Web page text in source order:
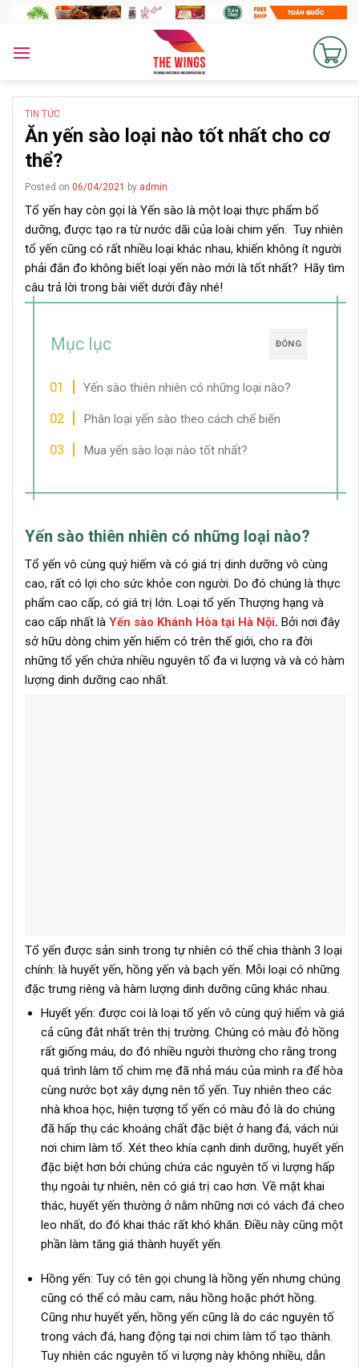
content
TIN TỨC
Ăn yến sào loại nào tốt nhất cho cơ
thể?
Posted on 06/04/2021 by admin
Tổ yến hay còn gọi là Yến sào là một loại thực phẩm bổ
dưỡng, được tạo ra từ nước dãi của loài chim yến. Tuy nhiên
tổ yến cũng có rất nhiều loại khác nhau, khiến không ít người
phải đắn đo không biết loại yến nào mới là tốt nhất? Hãy tìm
câu trả lời trong bài viết dưới đây nhé!
ĐÓNG
Mục lục
Yến sào thiên nhiên có những loại nào?
Phân loại yến sào theo cách chế biến
Mua yến sào loại nào tốt nhất?
Yến sào thiên nhiên có những loại nào?
Tổ yến vô cùng quý hiếm và có giá trị dinh dưỡng vô cùng
cao, rất có lợi cho sức khỏe con người. Do đó chúng là thực
phẩm cao cấp, có giá trị lớn. Loại tổ yến Thượng hạng và
cao cấp nhất là Yến sào Khánh Hòa tại Hà Nội. Bởi nơi đây
sở hữu dòng chim yến hiếm có trên thế giới, cho ra đời
những tổ yến chứa nhiều nguyên tố đa vi lượng và và có hàm
lượng dinh dưỡng cao nhất.
Tổ yến được sản sinh trong tự nhiên có thể chia thành 3 loại
chính: là huyết yến, hồng yến và bạch yến. Mỗi loại có những
đặc trưng riêng và hàm lượng dinh dưỡng cũng khác nhau.
Huyết yến: được coi là loại tổ yến vô cùng quý hiếm và giá
cả cũng đắt nhất trên thị trường. Chúng có màu đỏ hồng
rất giống máu, do đó nhiều người thường cho rằng trong
quá trình làm tổ chim mẹ đã nhả máu của mình ra để hòa
cùng nước bọt xây dựng nên tổ yến. Tuy nhiên theo các
nhà khoa học, hiện tượng tổ yến có màu đỏ là do chúng
đã hấp thụ các khoáng chất đặc biệt ở hang đá, vách núi
nơi chim làm tổ. Xét theo khía cạnh dinh dưỡng, huyết yến
đặc biệt hơn bởi chúng chứa các nguyên tố vi lượng hấp
thụ ngoài tự nhiên, nên có giá trị cao hơn. Về mặt khai
thác, huyết yến thường ở nằm những nơi có vách đá cheo
leo nhất, do đó khai thác rất khó khăn. Điều này cũng một
phần làm tăng giá thành huyết yến.
Hồng yến: Tuy có tên gọi chung là hồng yến nhưng chúng
cũng có thể có màu cam, nâu hồng hoặc phớt hồng.
Cũng như huyết yến, hồng yến cũng là do các nguyên tố
trong vách đá, hang động tại nơi chim làm tổ tạo thành.
Tuy nhiên các nguyên tố vi lượng này không nhiều, dẫn